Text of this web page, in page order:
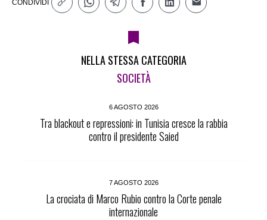
CONDIVIDI
NELLA STESSA CATEGORIA
SOCIETÀ
6 AGOSTO 2026
Tra blackout e repressioni: in Tunisia cresce la rabbia
contro il presidente Saied
7 AGOSTO 2026
La crociata di Marco Rubio contro la Corte penale
internazionale